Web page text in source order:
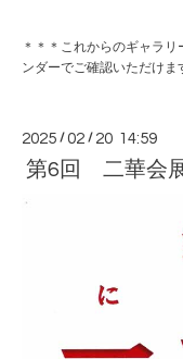
＊＊＊これからのギャラ
ンダーでご確認いただけま
2025 /02 / 20 14:59
第6回 二華会